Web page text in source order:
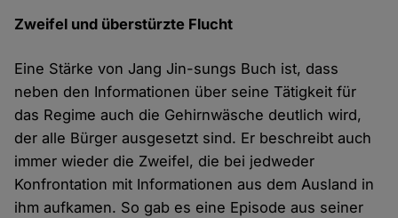
Zweifel und überstürzte Flucht
Eine Stärke von Jang Jin-sungs Buch ist, dass
neben den Informationen über seine Tätigkeit für
das Regime auch die Gehirnwäsche deutlich wird,
der alle Bürger ausgesetzt sind. Er beschreibt auch
immer wieder die Zweifel, die bei jedweder
Konfrontation mit Informationen aus dem Ausland in
ihm aufkamen. So gab es eine Episode aus seiner